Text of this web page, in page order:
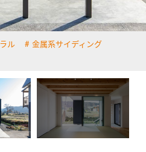
ル 金属系サイディング